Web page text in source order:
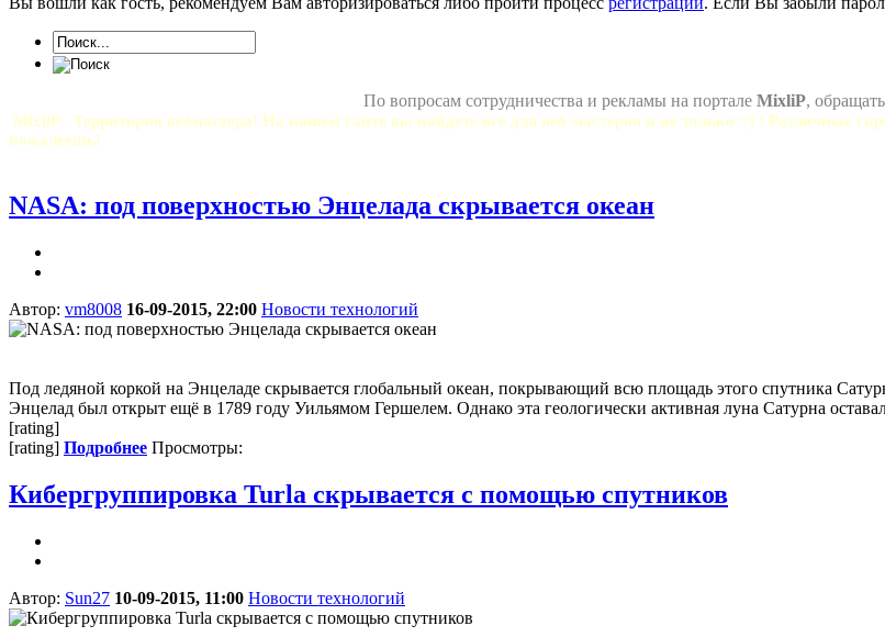
По вопросам сотрудничества и рекламы на портале MixliP,
MixliP - Территория вебмастера! На нашем сайте вы найдете все для веб-мастеров и не только =) ! Различные
пожалеешь!
NASA: под поверхностью Энцелада скрывается океан
Автор: vm8008 16-09-2015, 22:00 Новости технологий
Под ледяной коркой на Энцеладе скрывается глобальный океан, покрывающий всю площадь этого спутника
Энцелад был открыт ещё в 1789 году Уильямом Гершелем. Однако эта геологически активная луна Сатурна
[rating]
[rating] Подробнее Просмотры:
Кибергруппировка Turla скрывается с помощью спутников
Автор: Sun27 10-09-2015, 11:00 Новости технологий